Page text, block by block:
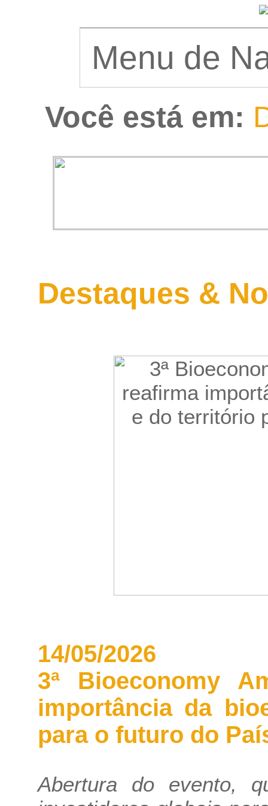
Você está em:
Destaques &
14/05/2026
3ª Bioeconomy
importância da
para o futuro do
Abertura do evento,